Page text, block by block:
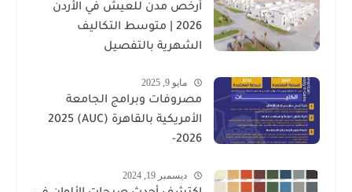
أرخص مدن للعيش في الأردن
2026 | متوسط التكاليف
الشهرية بالتفصيل
مايو 9, 2025
مصروفات وبرامج الجامعة
الأمريكية بالقاهرة (AUC) 2025
-2026
ديسمبر 19, 2024